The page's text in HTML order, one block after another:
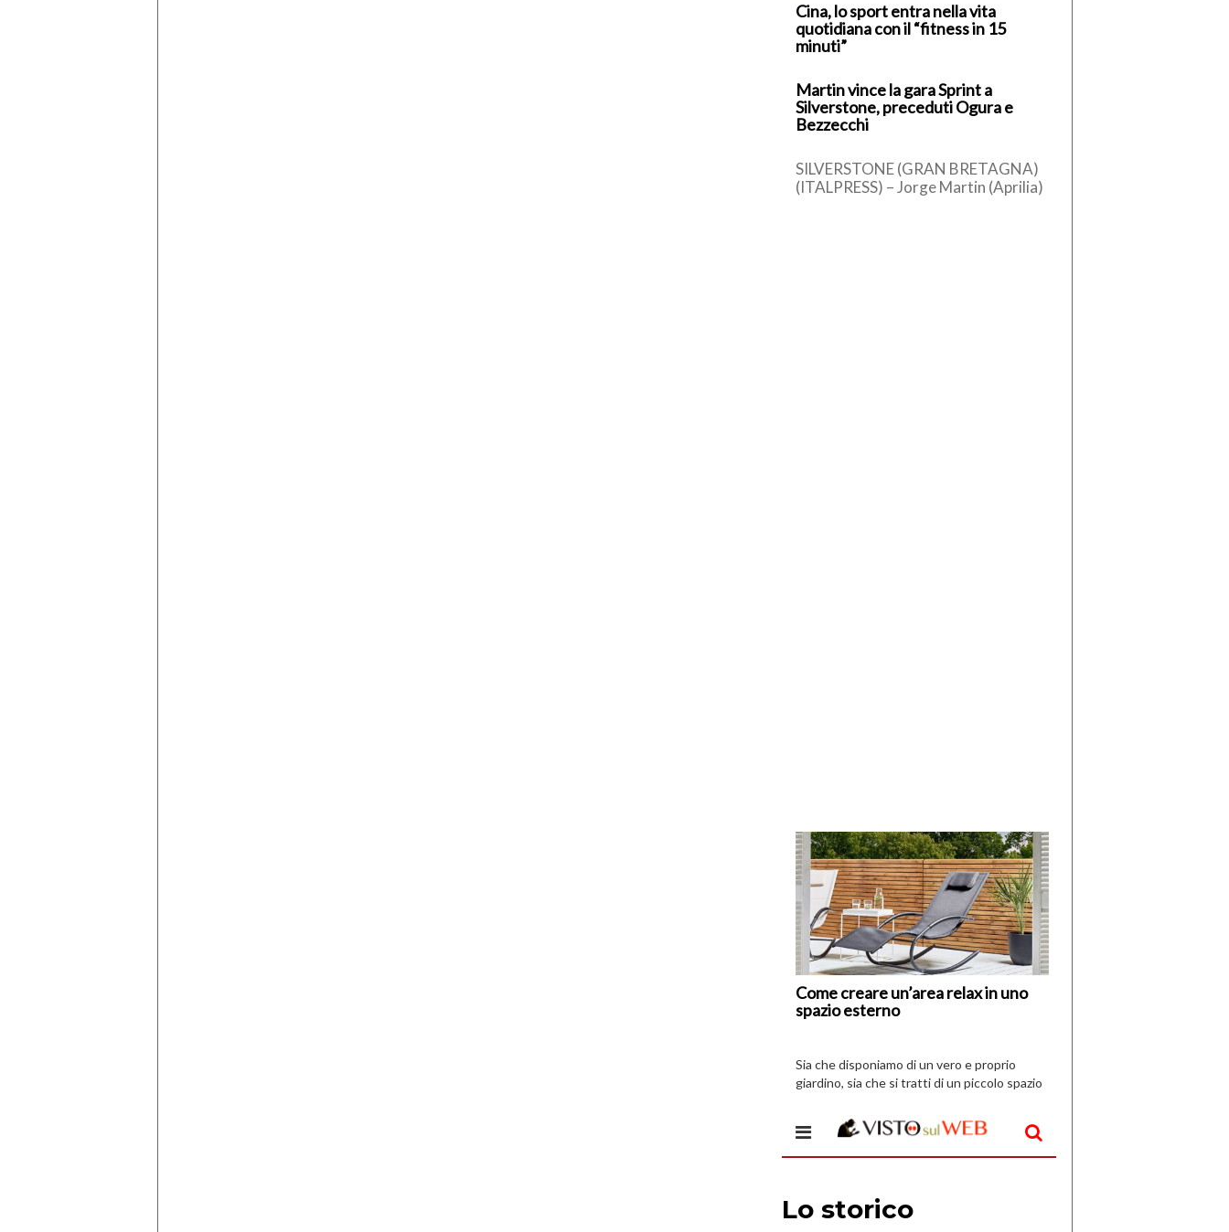
Cina, lo sport entra nella vita
quotidiana con il “fitness in 15
minuti”
Martin vince la gara Sprint a
Silverstone, preceduti Ogura e
Bezzecchi
SILVERSTONE (GRAN BRETAGNA)
(ITALPRESS) – Jorge Martin (Aprilia)
Come creare un’area relax in uno
spazio esterno
di
I
Vespri
Sia che disponiamo di un vero e proprio
giardino, sia che si tratti di un piccolo spazio